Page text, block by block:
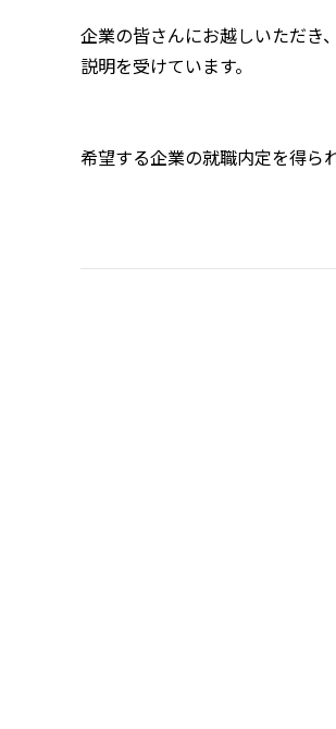
企業の皆さんにお越しいただき
説明を受けています。
希望する企業の就職内定を得ら